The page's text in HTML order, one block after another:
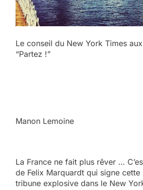
Le conseil du New York Times
“Partez !”
Manon Lemoine
La France ne fait plus rêver …
de Felix Marquardt qui signe cette
tribune explosive dans le New